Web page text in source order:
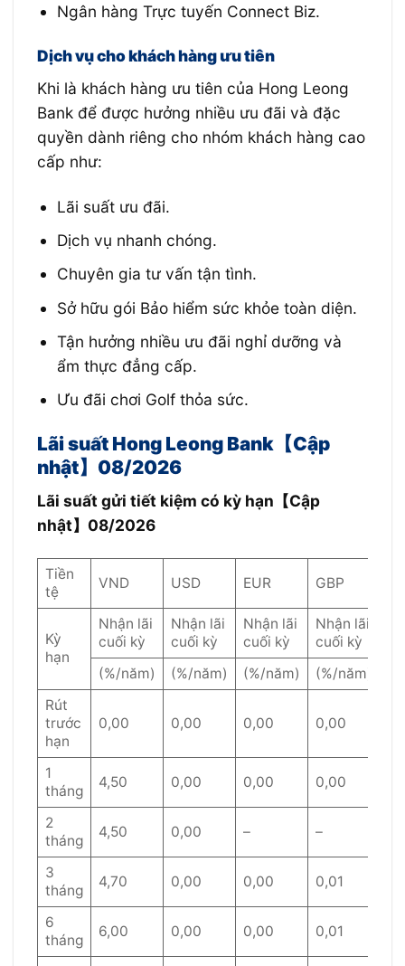
Ngân hàng Trực tuyến Connect Biz.
Dịch vụ cho khách hàng ưu tiên
Khi là khách hàng ưu tiên của Hong Leong
Bank để được hưởng nhiều ưu đãi và đặc
quyền dành riêng cho nhóm khách hàng cao
cấp như:
Lãi suất ưu đãi.
Dịch vụ nhanh chóng.
Chuyên gia tư vấn tận tình.
Sở hữu gói Bảo hiểm sức khỏe toàn diện.
Tận hưởng nhiều ưu đãi nghỉ dưỡng và
ẩm thực đẳng cấp.
Ưu đãi chơi Golf thỏa sức.
Lãi suất Hong Leong Bank【Cập
nhật】08/2026
Lãi suất gửi tiết kiệm có kỳ hạn【Cập
nhật】08/2026
Tiền
tệ
VND USD EUR GBP
Kỳ
hạn
Nhận lãi
cuối kỳ
Nhận lãi
cuối kỳ
Nhận lãi
cuối kỳ
Nhận lãi
cuối kỳ
(%/năm)
(%/năm) (%/năm) (%/năm)
Rút
trước
hạn
0,00 0,00 0,00 0,00
1
tháng
4,50 0,00 0,00 0,00
2
tháng
4,50 0,00 – –
3
tháng
4,70 0,00 0,00 0,01
6
tháng
6,00 0,00 0,00 0,01